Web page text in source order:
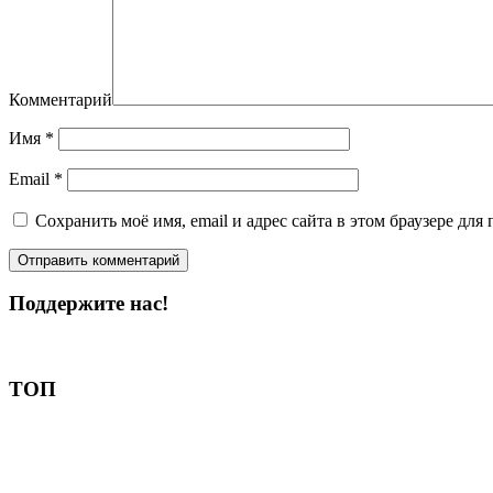
Комментарий
Имя *
Email *
Сохранить моё имя, email и адрес сайта в этом браузере
Поддержите нас!
ТОП